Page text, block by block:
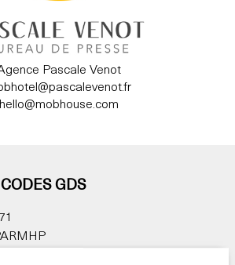
Pascale Venot
hello@mobhouse.com
GDS